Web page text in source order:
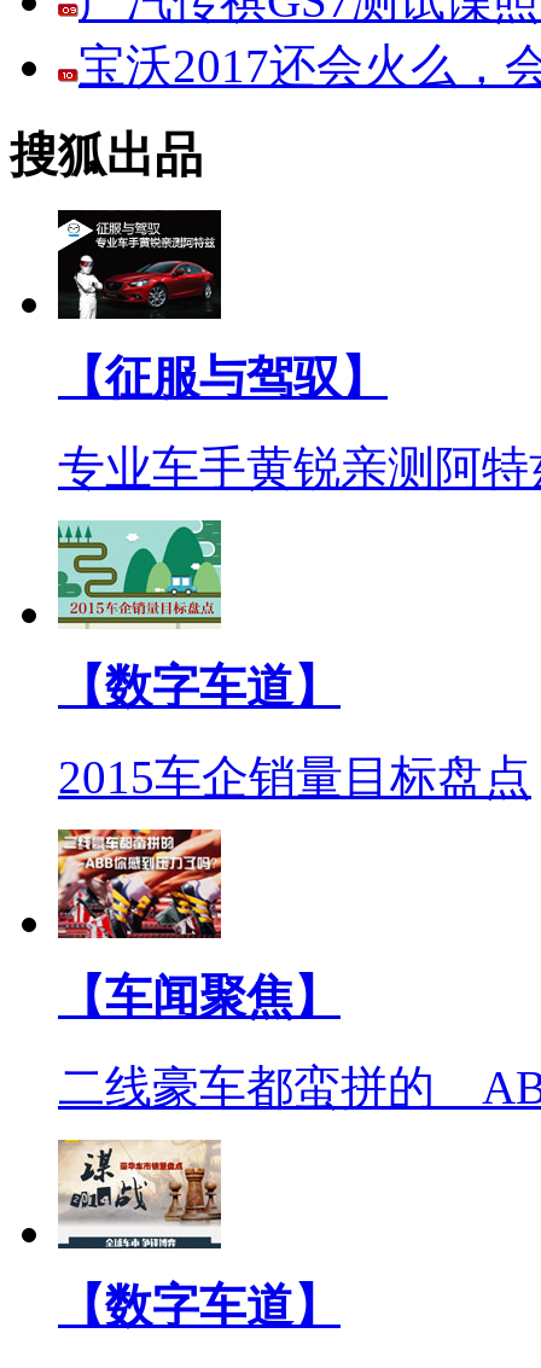
宝沃2017还会火么，
搜狐出品
【征服与驾驭】
专业车手黄锐亲测阿特
【数字车道】
2015车企销量目标盘点
【车闻聚焦】
二线豪车都蛮拼的
【数字车道】